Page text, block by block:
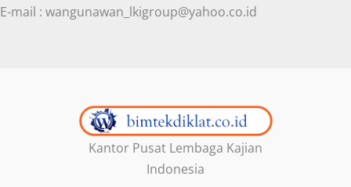
E-mail : wangunawan_lkigroup@yahoo.co.id
Kantor Pusat Lembaga Kajian
Indonesia